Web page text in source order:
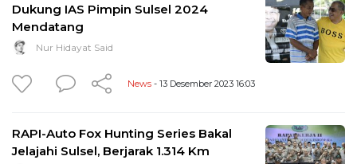
Dukung IAS Pimpin Sulsel 2024
Mendatang
Nur Hidayat Said
News - 13 Desember 2023 16:03
RAPI-Auto Fox Hunting Series Bakal
Jelajahi Sulsel, Berjarak 1.314 Km